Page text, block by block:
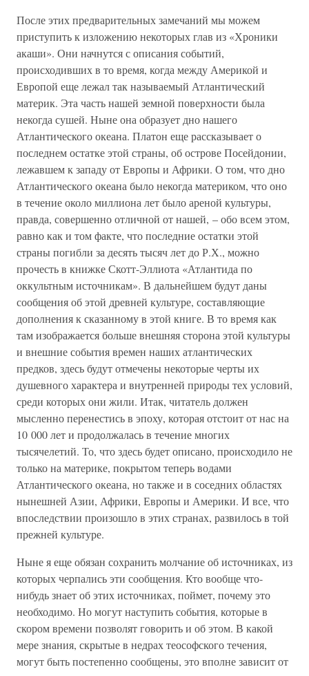
После этих предварительных замечаний мы можем
приступить к изложению некоторых глав из «Хроники
акаши». Они начнутся с описания событий,
происходивших в то время, когда между Америкой и
Европой еще лежал так называемый Атлантический
материк. Эта часть нашей земной поверхности была
некогда сушей. Ныне она образует дно нашего
Атлантического океана. Платон еще рассказывает о
последнем остатке этой страны, об острове Посейдонии,
лежавшем к западу от Европы и Африки. О том, что дно
Атлантического океана было некогда материком, что оно
в течение около миллиона лет было ареной культуры,
правда, совершенно отличной от нашей, – обо всем этом,
равно как и том факте, что последние остатки этой
страны погибли за десять тысяч лет до Р.Х., можно
прочесть в книжке Скотт-Эллиота «Атлантида по
оккультным источникам». В дальнейшем будут даны
сообщения об этой древней культуре, составляющие
дополнения к сказанному в этой книге. В то время как
там изображается больше внешняя сторона этой культуры
и внешние события времен наших атлантических
предков, здесь будут отмечены некоторые черты их
душевного характера и внутренней природы тех условий,
среди которых они жили. Итак, читатель должен
мысленно перенестись в эпоху, которая отстоит от нас на
10 000 лет и продолжалась в течение многих
тысячелетий. То, что здесь будет описано, происходило не
только на материке, покрытом теперь водами
Атлантического океана, но также и в соседних областях
нынешней Азии, Африки, Европы и Америки. И все, что
впоследствии произошло в этих странах, развилось в той
прежней культуре.
Ныне я еще обязан сохранить молчание об источниках, из
которых черпались эти сообщения. Кто вообще что-
нибудь знает об этих источниках, поймет, почему это
необходимо. Но могут наступить события, которые в
скором времени позволят говорить и об этом. В какой
мере знания, скрытые в недрах теософского течения,
могут быть постепенно сообщены, это вполне зависит от